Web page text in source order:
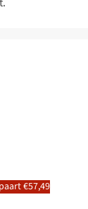
€57,49